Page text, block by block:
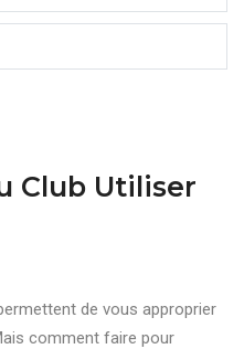
Club Utiliser
de vous approprier
comment faire pour